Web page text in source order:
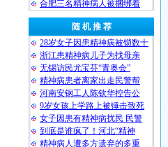
合肥三名精神病人被捆绑着
随 机 推 荐
28岁女子因患精神病被锁数十
浙江患精神病儿子为找母亲
无锡访民尤宝芬“青奥会”
精神病患者离家出走民警帮
河南安钢工人陈钦华控告公
9岁女孩上学路上被锤击致死
女子因患有精神病扰民 民警
到底是谁疯了！河北“精神
精神病人遭多方遗弃的多重